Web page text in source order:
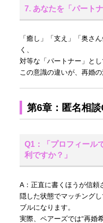
7. あなたを「パート
「癒し」「支え」「奥さ
く、
対等な「パートナー」と
この意識の違いが、再婚
第6章：匿名相
Q1：「プロフィール
利ですか？」
A：正直に書くほうが信頼
隠した状態でマッチング
ブルになります。
実際、ペアーズでは“再婚